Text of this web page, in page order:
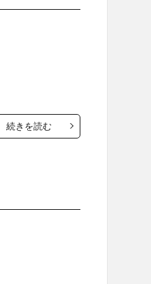
続きを読む